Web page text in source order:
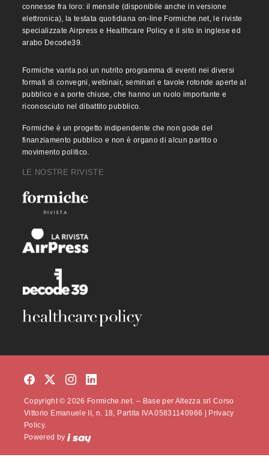
connesse fra loro: il mensile (disponibile anche in versione
elettronica), la testata quotidiana on-line Formiche.net, le riviste
specializzate Airpress e Healthcare Policy e il sito in inglese ed
arabo Decode39.
Formiche vanta poi un nutrito programma di eventi nei diversi
formati di convegni, webinair, seminari e tavole rotonde aperte al
pubblico e a porte chiuse, che hanno un ruolo importante e
riconosciuto nel dibattito pubblico.
Formiche è un progetto indipendente che non gode del
finanziamento pubblico e non è organo di alcun partito o
movimento politico.
LE NOSTRE RIVISTE
Copyright © 2026 Formiche.net. – Base per Altezza srl Corso
Vittorio Emanuele II, n. 18, Partita IVA 05831140966 |
Privacy
Policy.
Powered by